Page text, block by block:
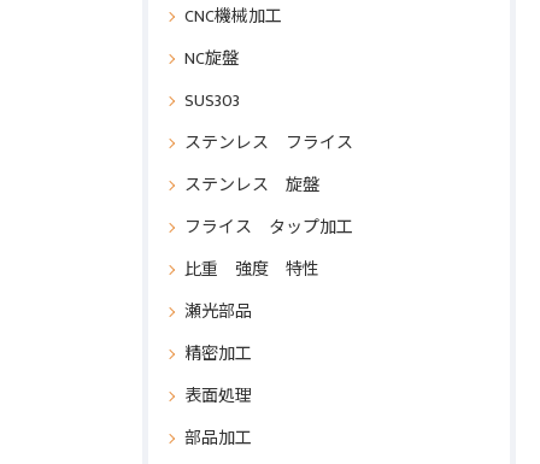
CNC機械加工
NC旋盤
SUS303
ステンレス フライス
ステンレス 旋盤
フライス タップ加工
比重 強度 特性
瀬光部品
精密加工
表面処理
部品加工